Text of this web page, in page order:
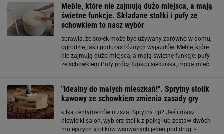
Meble, które nie zajmują dużo miejsca, a mają
świetne funkcje. Składane stołki i pufy ze
schowkiem to nasz wybór
sprawia, że stołek może być używany zarówno w domu,
ogrodzie, jak i podczas różnych wyjazdów. Meble, które
nie zajmują dużo miejsca, a mają świetne funkcje: pufy
ze schowkiem Pufy prócz funkcji siedziska, mogą mieć
"Idealny do małych mieszkań!". Sprytny stolik
kawowy ze schowkiem zmienia zasady gry
kilka centymetrów niższą. Sprytny tip? Jeśli masz
niewielki salon, wybierz stolik z półką lub zestaw dwóch
mniejszych stolików wsuwanych jeden pod drugi -